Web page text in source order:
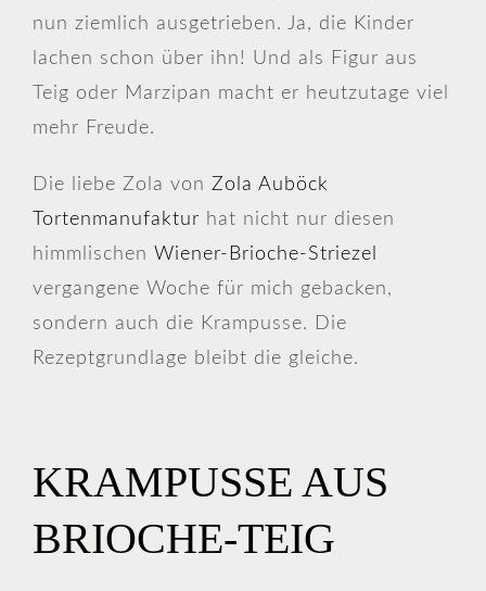
nun ziemlich ausgetrieben. Ja, die Kinder
lachen schon über ihn! Und als Figur aus
Teig oder Marzipan macht er heutzutage viel
mehr Freude.
Die liebe Zola von Zola Auböck
Tortenmanufaktur hat nicht nur diesen
himmlischen Wiener-Brioche-Striezel
vergangene Woche für mich gebacken,
sondern auch die Krampusse. Die
Rezeptgrundlage bleibt die gleiche.
KRAMPUSSE AUS
BRIOCHE-TEIG